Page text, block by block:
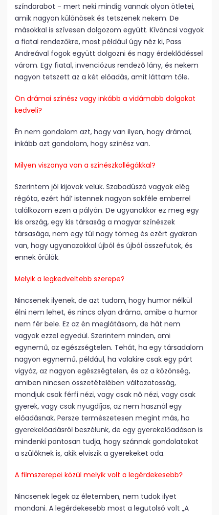
színdarabot – mert neki mindig vannak olyan ötletei,
amik nagyon különösek és tetszenek nekem. De
másokkal is szívesen dolgozom együtt. Kíváncsi vagyok
a fiatal rendezőkre, most például úgy néz ki, Pass
Andreával fogok együtt dolgozni és nagy érdeklődéssel
várom. Egy fiatal, invenciózus rendező lány, és nekem
nagyon tetszett az a két előadás, amit láttam tőle.
Ön drámai színész vagy inkább a vidámabb dolgokat
kedveli?
Én nem gondolom azt, hogy van ilyen, hogy drámai,
inkább azt gondolom, hogy színész van.
Milyen viszonya van a színészkollégákkal?
Szerintem jól kijövök velük. Szabadúszó vagyok elég
régóta, ezért hál’ istennek nagyon sokféle emberrel
találkozom ezen a pályán. De ugyanakkor ez meg egy
kis ország, egy kis társaság a magyar színészek
társasága, nem egy túl nagy tömeg és ezért gyakran
van, hogy ugyanazokkal újból és újból összefutok, és
ennek örülök.
Melyik a legkedveltebb szerepe?
Nincsenek ilyenek, de azt tudom, hogy humor nélkül
élni nem lehet, és nincs olyan dráma, amibe a humor
nem fér bele. Ez az én meglátásom, de hát nem
vagyok ezzel egyedül. Szerintem minden, ami
egynemű, az egészségtelen. Tehát, ha egy társadalom
nagyon egynemű, például, ha valakire csak egy párt
vigyáz, az nagyon egészségtelen, és az a közönség,
amiben nincsen összetételében változatosság,
mondjuk csak férfi nézi, vagy csak nő nézi, vagy csak
gyerek, vagy csak nyugdíjas, az nem használ egy
előadásnak. Persze természetesen megint más, ha
gyerekelőadásról beszélünk, de egy gyerekelőadáson is
mindenki pontosan tudja, hogy szánnak gondolatokat
a szülőknek is, akik elviszik a gyerekeket oda.
A filmszerepei közül melyik volt a legérdekesebb?
Nincsenek legek az életemben, nem tudok ilyet
mondani. A legérdekesebb most a legutolsó volt „A